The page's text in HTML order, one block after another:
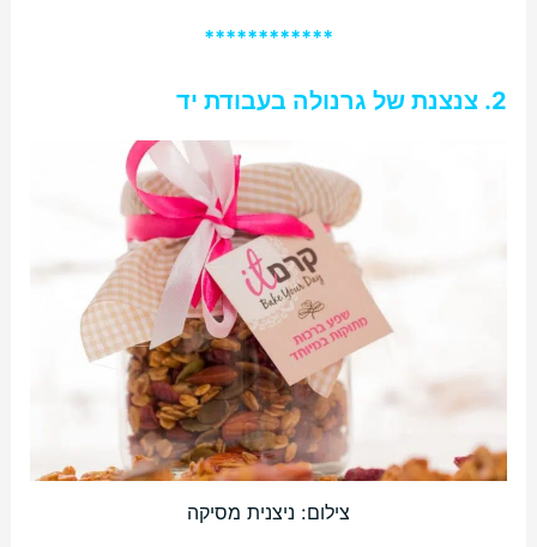
************
2. צנצנת של גרנולה בעבודת יד
צילום: ניצנית מסיקה